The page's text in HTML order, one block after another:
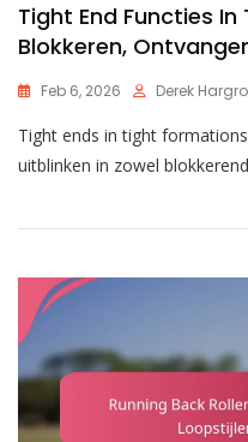
Tight End Functies
Blokkeren,
Feb 6, 2026 Derek
Tight ends in tight
uitblinken in zowel